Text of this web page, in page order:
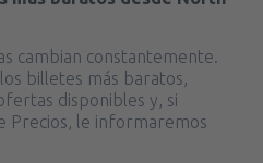
cambian constantemente.
billetes más baratos,
disponibles y, si
Precios, le informaremos